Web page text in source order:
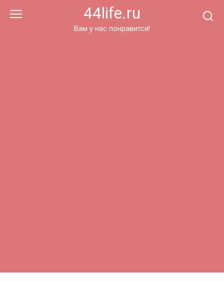
44life.ru
Вам у нас понравится!